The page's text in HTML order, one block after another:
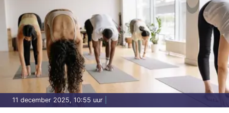
11 december 2025, 10:55 uur